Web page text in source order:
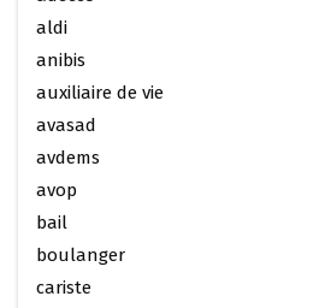
aldi
anibis
auxiliaire de vie
avasad
avdems
avop
bail
boulanger
cariste